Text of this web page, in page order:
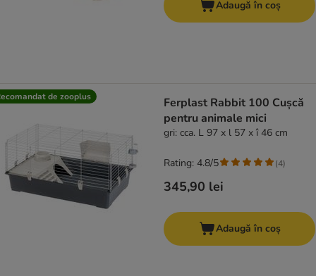
Adaugă în coș
de zooplus
Ferplast Rabbit 100 Cușcă
pentru animale mici
gri: cca. L 97 x l 57 x î 46 cm
345,90 lei
Rating: 4.8/5 (4)
Adaugă în coș